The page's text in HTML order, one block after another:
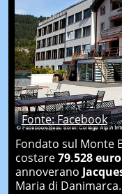
Fonte: Facebook
Fondato sul Monte
costare79.528 euro
annoverano
Maria di Danimarca.